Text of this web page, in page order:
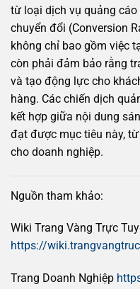
từ loại dịch vụ quảng
chuyển đổi (Conversion
không chỉ bao gồm việc
còn phải đảm bảo rằng
và tạo động lực cho
hàng. Các chiến dịch
kết hợp giữa nội dung
đạt được mục tiêu này,
cho doanh nghiệp.
Nguồn tham khảo:
Wiki Trang Vàng Trực
https://
Trang Doanh Nghiệp